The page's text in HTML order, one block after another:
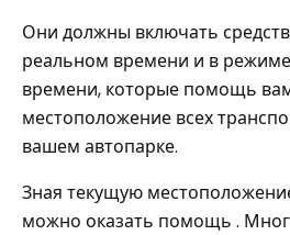
Они должны включать
реальном времени и в
времени, которые помощь
местоположение всех
вашем автопарке.
Зная текущую
можно оказать помощь .